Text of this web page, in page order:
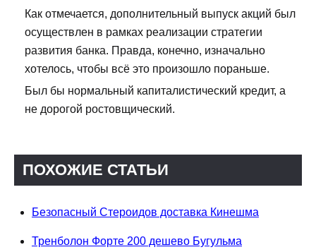
Как отмечается, дополнительный выпуск акций был
осуществлен в рамках реализации стратегии
развития банка. Правда, конечно, изначально
хотелось, чтобы всё это произошло пораньше.
Был бы нормальный капиталистический кредит, а
не дорогой ростовщический.
ПОХОЖИЕ СТАТЬИ
Безопасный Стероидов доставка Кинешма
Тренболон Форте 200 дешево Бугульма